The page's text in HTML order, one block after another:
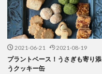
2021-06-21 2021-08-19
プラントベース！うさぎも寄り添
うクッキー缶